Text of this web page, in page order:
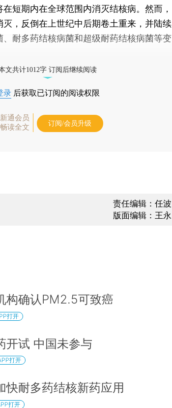
短期内在全球范围内消灭结核病。然而，
，反倒在上世纪中后期卷土重来，并陆续
、耐多药结核病菌和超级耐药结核病菌等变
文共计1012字 订阅后继续阅读
录 后获取已订阅的阅读权限
通会员
读全文
订阅/会员升级
责任编辑：任波
版面编辑：王永
构确认PM2.5可致癌
打开
开试 中国未参与
打开
快耐多药结核新药应用
打开